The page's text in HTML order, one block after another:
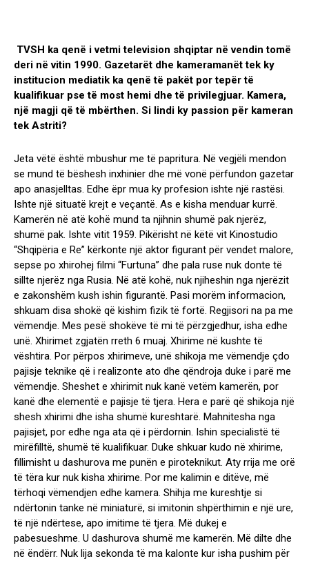
TVSH ka qenë i vetmi television shqiptar në vendin tomë
deri në vitin 1990. Gazetarët dhe kameramanët tek ky
institucion mediatik ka qenë të pakët por tepër të
kualifikuar pse të most hemi dhe të privilegjuar. Kamera,
një magji që të mbërthen. Si lindi ky passion për kameran
tek Astriti?
Jeta vëtë është mbushur me të papritura. Në vegjëli mendon
se mund të bëshesh inxhinier dhe më vonë përfundon gazetar
apo anasjelltas. Edhe ëpr mua ky profesion ishte një rastësi.
Ishte një situatë krejt e veçantë. As e kisha menduar kurrë.
Kamerën në atë kohë mund ta njihnin shumë pak njerëz,
shumë pak. Ishte vitit 1959. Pikërisht në këtë vit Kinostudio
“Shqipëria e Re” kërkonte një aktor figurant për vendet malore,
sepse po xhirohej filmi “Furtuna” dhe pala ruse nuk donte të
sillte njerëz nga Rusia. Në atë kohë, nuk njiheshin nga njerëzit
e zakonshëm kush ishin figurantë. Pasi morëm informacion,
shkuam disa shokë që kishim fizik të fortë. Regjisori na pa me
vëmendje. Mes pesë shokëve të mi të përzgjedhur, isha edhe
unë. Xhirimet zgjatën rreth 6 muaj. Xhirime në kushte të
vështira. Por përpos xhirimeve, unë shikoja me vëmendje çdo
pajisje teknike që i realizonte ato dhe qëndroja duke i parë me
vëmendje. Sheshet e xhirimit nuk kanë vetëm kamerën, por
kanë dhe elementë e pajisje të tjera. Hera e parë që shikoja një
shesh xhirimi dhe isha shumë kureshtarë. Mahnitesha nga
pajisjet, por edhe nga ata që i përdornin. Ishin specialistë të
mirëfilltë, shumë të kualifikuar. Duke shkuar kudo në xhirime,
fillimisht u dashurova me punën e piroteknikut. Aty rrija me orë
të tëra kur nuk kisha xhirime. Por me kalimin e ditëve, më
tërhoqi vëmendjen edhe kamera. Shihja me kureshtje si
ndërtonin tanke në miniaturë, si imitonin shpërthimin e një ure,
të një ndërtese, apo imitime të tjera. Më dukej e
pabesueshme. U dashurova shumë me kamerën. Më dilte dhe
në ëndërr. Nuk lija sekonda të ma kalonte kur isha pushim për